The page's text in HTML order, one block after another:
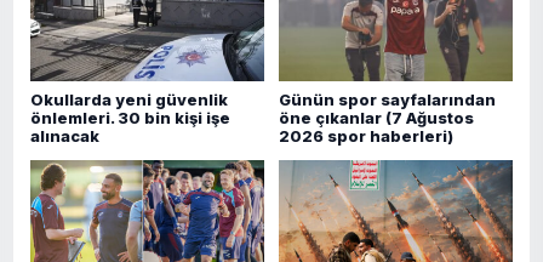
Okullarda yeni güvenlik
önlemleri. 30 bin kişi işe
alınacak
Günün spor sayfalarından
öne çıkanlar (7 Ağustos
2026 spor haberleri)